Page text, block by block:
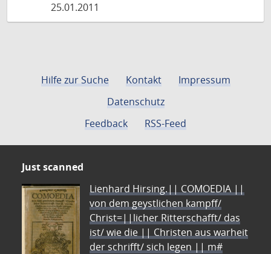
25.01.2011
Hilfe zur Suche Kontakt
Impressum
Datenschutz
Feedback
RSS-Feed
Just scanned
Lienhard Hirsing.|| COMOEDIA ||
von dem geystlichen kampff/
Christ=||licher Ritterschafft/ das
ist/ wie die || Christen aus warheit
der schrifft/ sich legen || m#